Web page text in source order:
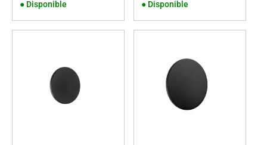
● Disponible ● Disponible